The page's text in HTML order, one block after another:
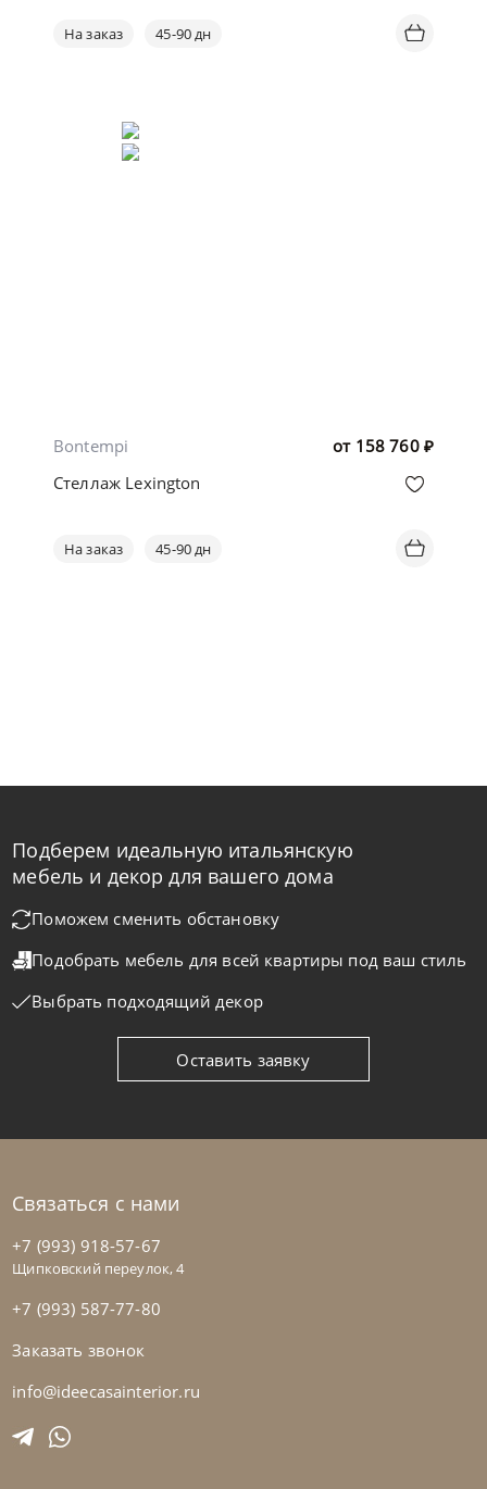
На заказ 45-90 дн
от 158 760 ₽
Bontempi
Стеллаж Lexington
На заказ 45-90 дн
Подберем идеальную итальянскую
мебель и декор для вашего дома
Поможем сменить обстановку
Подобрать мебель для всей квартиры под ваш стиль
Выбрать подходящий декор
Оставить заявку
Связаться с нами
+7 (993) 918-57-67
Щипковский переулок, 4
+7 (993) 587-77-80
Заказать звонок
info@ideecasainterior.ru